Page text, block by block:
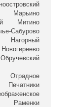
Марьино
Митино
Сабурово
Нагорный
Новогиреево
Обручевский
Отрадное
Печатники
Раменки